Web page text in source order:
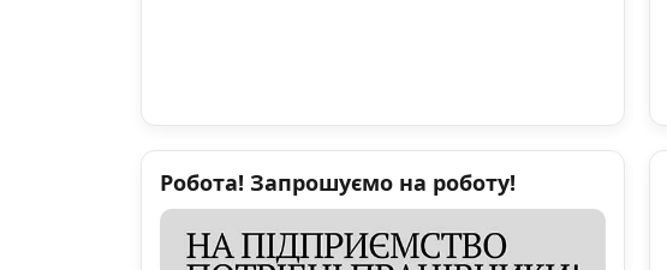
Робота! Запрошуємо на роботу!